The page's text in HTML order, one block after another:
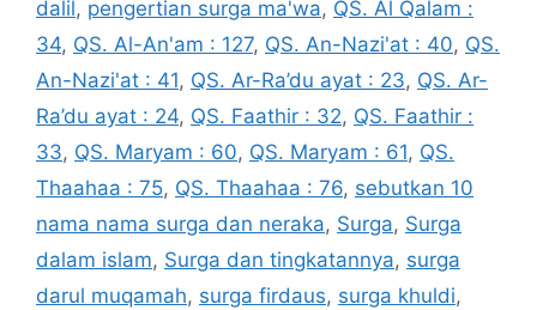
dalil, pengertian surga ma'wa, QS. Al Qalam :
34, QS. Al-An'am : 127, QS. An-Nazi'at : 40, QS.
An-Nazi'at : 41, QS. Ar-Ra’du ayat : 23, QS. Ar-
Ra’du ayat : 24, QS. Faathir : 32, QS. Faathir :
33, QS. Maryam : 60, QS. Maryam : 61, QS.
Thaahaa : 75, QS. Thaahaa : 76, sebutkan 10
nama nama surga dan neraka, Surga, Surga
dalam islam, Surga dan tingkatannya, surga
darul muqamah, surga firdaus, surga khuldi,